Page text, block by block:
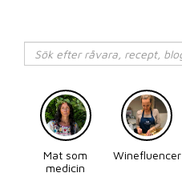
Mat som
medicin
Winefluencer